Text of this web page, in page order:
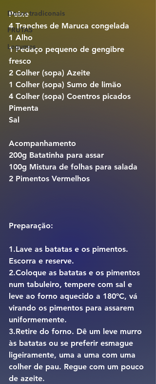
Doces tradiconais
FRUTAS
Legumes
Peixe
4 Tranches de Maruca congelada
1 Alho
1 Pedaço pequeno de gengibre
fresco
2 Colher (sopa) Azeite
1 Colher (sopa) Sumo de limão
4 Colher (sopa) Coentros picados
Pimenta
Sal
Acompanhamento
200g Batatinha para assar
100g Mistura de folhas para salada
2 Pimentos Vermelhos
Preparação:
1.Lave as batatas e os pimentos.
Escorra e reserve.
2.Coloque as batatas e os pimentos
num tabuleiro, tempere com sal e
leve ao forno aquecido a 180ºC, vá
virando os pimentos para assarem
uniformemente.
3.Retire do forno. Dê um leve murro
às batatas ou se preferir esmague
ligeiramente, uma a uma com uma
colher de pau. Regue com um pouco
de azeite.